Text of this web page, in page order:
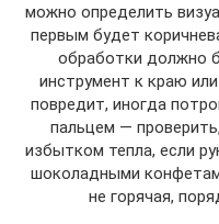
можно определить
первым будет
обработки должно
инструмент к краю
повредит, иногда
пальцем —
избытком тепла, если
шоколадными
не горячая,